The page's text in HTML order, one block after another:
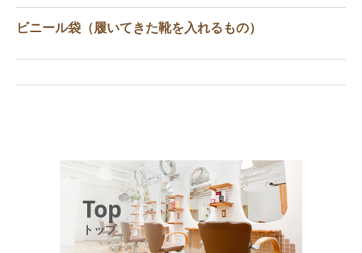
ビニール袋（履いてきた靴を入れるもの）
Top
トップ